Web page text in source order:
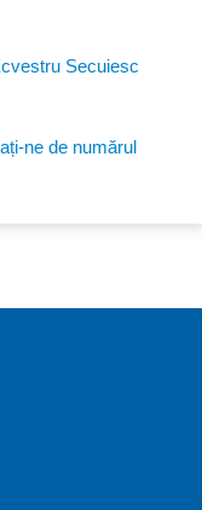
Secuiesc
ne de numărul